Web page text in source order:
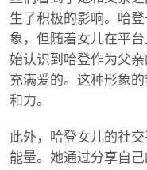
生了积极的影响。哈
象，但随着女儿在平
始认识到哈登作为父
充满爱的。这种形象
和力。
此外，哈登女儿的社
能量。她通过分享自